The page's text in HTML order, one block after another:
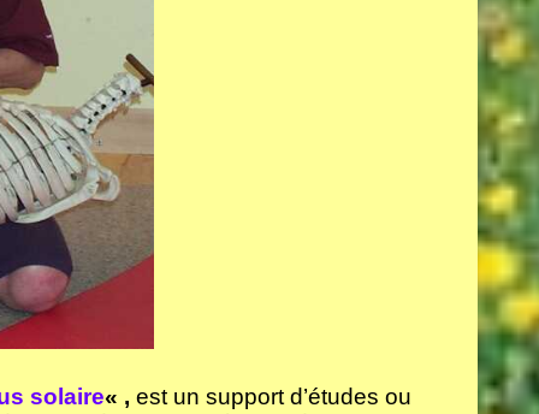
solaire« , est un support d’études ou